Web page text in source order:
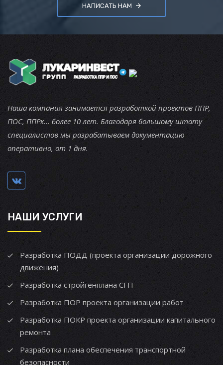
НАПИСАТЬ НАМ
Наша компания занимается разработкой проектов ППР,
ПОС, ППРк... более 10 лет. Благодаря большому штату
специалистов мы разрабатываем документацию
оперативно, от 1 дня.
НАШИ УСЛУГИ
Разработка ПОДД (проекта организации дорожного
движения)
Разработка стройгенплана СГП
Разработка ПОР проекта организации работ
Разработка ПОКР проекта организации капитального
ремонта
Разработка плана обеспечения транспортной
безопасности